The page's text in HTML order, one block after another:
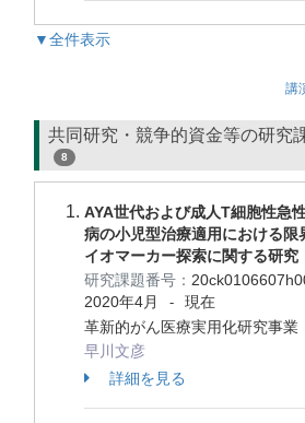
▼全件表示
講
共同研究・競争的資金等の研究
8
AYA世代および成人T細胞性急
病の小児型治療適用における限
イオマーカー探索に関する研究
研究課題番号：
2020年4月
-
現在
革新的がん医療実用化研究事業
早川文彦
詳細を見る